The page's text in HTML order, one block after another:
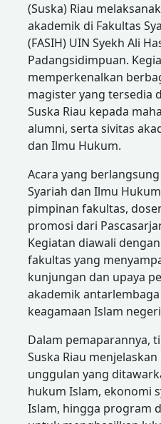
(Suska) Riau
akademik di Fakultas
(FASIH) UIN Syekh Ali
Padangsidimpuan.
memperkenalkan
magister yang tersedia
Suska Riau kepada
alumni, serta sivitas
dan Ilmu Hukum.
Acara yang
Syariah dan Ilmu
pimpinan fakultas,
promosi dari
Kegiatan diawali
fakultas yang
kunjungan dan upaya
akademik
keagamaan Islam
Dalam pemaparannya,
Suska Riau
unggulan yang
hukum Islam, ekonomi
Islam, hingga program